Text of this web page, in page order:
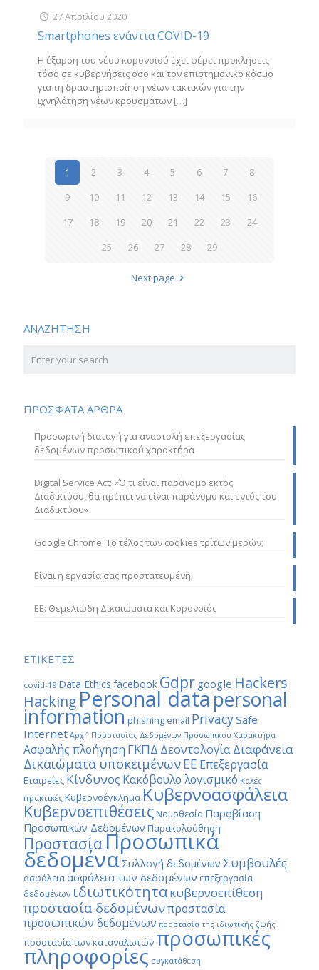
27 Απριλίου 2020
Smartphones ενάντια COVID-19
Η έξαρση του νέου κορονοϊού έχει φέρει προκλήσεις
τόσο σε κυβερνήσεις όσο και τον επιστημονικό κόσμο
για τη δραστηριοποίηση νέων τακτικών για την
ιχνηλάτηση νέων κρουσμάτων […]
1 2 3 4 5 6 7
8
9
10 11 12 13 14 15
16
17
18 19 20 21 22 23
24
25
26 27 28 29
Next page
ΑΝΑΖΗΤΗΣΗ
ΠΡΟΣΦΑΤΑ ΑΡΘΡΑ
Προσωρινή διαταγή για αναστολή επεξεργασίας
δεδομένων προσωπικού χαρακτήρα
Digital Service Act: «Ό,τι είναι παράνομο εκτός
Διαδικτύου, θα πρέπει να είναι παράνομο και εντός του
Διαδικτύου»
Google Chrome: Το τέλος των cookies τρίτων μερών;
Είναι η εργασία σας προστατευμένη;
ΕΕ: Θεμελιώδη Δικαιώματα και Κορονοϊός
ΕΤΙΚΕΤΕΣ
covid-19 Data Ethics facebook Gdpr google Hackers
Hacking Personal datapersonal
information phishing email PrivacySafe
Internet Αρχή Προστασίας Δεδομένων Προσωπικού Χαρακτήρα
Ασφαλής πλοήγηση ΓΚΠΔ ΔεοντολογίαΔιαφάνεια
Δικαιώματα υποκειμένωνΕΕ Επεξεργασία
Εταιρείες Κίνδυνος Κακόβουλο λογισμικό Καλές
πρακτικές Κυβερνοέγκλημα Κυβερνοασφάλεια
Κυβερνοεπιθέσεις Νομοθεσία Παραβίαση
Προσωπικών Δεδομένων Παρακολούθηση
ΠροστασίαΠροσωπικά
δεδομένα Συλλογή δεδομένων Συμβουλές
ασφάλειαασφάλεια των δεδομένων επεξεργασία
δεδομένων ιδιωτικότητακυβερνοεπίθεση
προστασία δεδομένωνπροστασία
προσωπικών δεδομένων προστασία της ιδιωτικής ζωής
προστασία των καταναλωτών προσωπικές
πληροφορίες συγκατάθεση